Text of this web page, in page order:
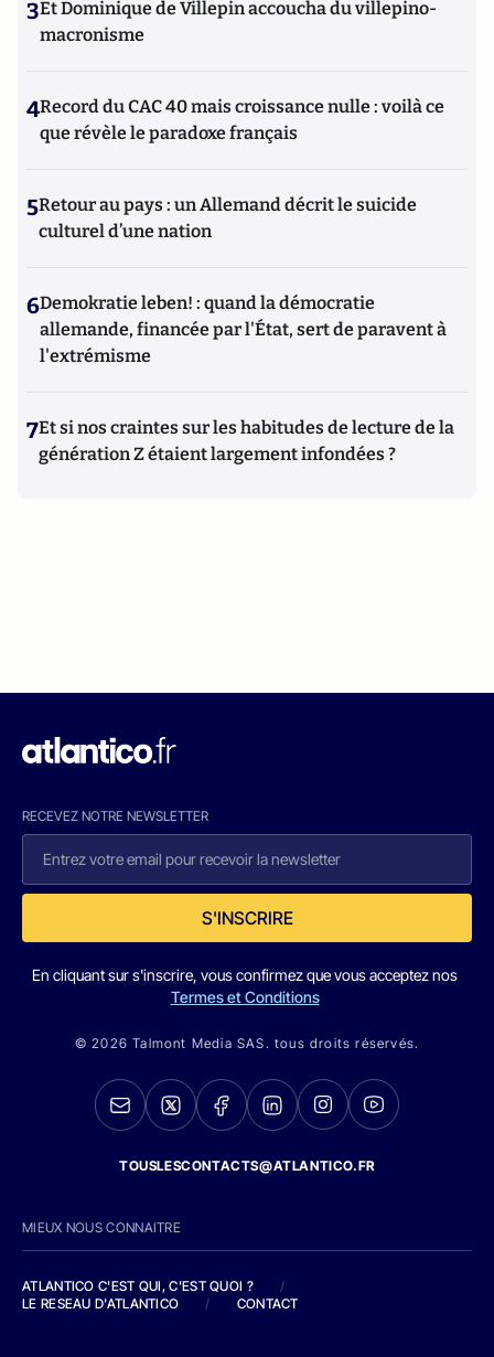
3Et Dominique de Villepin accoucha du villepino-
macronisme
4Record du CAC 40 mais croissance nulle : voilà ce
que révèle le paradoxe français
5Retour au pays : un Allemand décrit le suicide
culturel d’une nation
6Demokratie leben! : quand la démocratie
allemande, financée par l'État, sert de paravent à
l'extrémisme
7Et si nos craintes sur les habitudes de lecture de la
génération Z étaient largement infondées ?
RECEVEZ NOTRE NEWSLETTER
S'INSCRIRE
En cliquant sur s'inscrire, vous confirmez que vous acceptez nos
Termes et Conditions
© 2026 Talmont Media SAS. tous droits réservés.
TOUSLESCONTACTS@ATLANTICO.FR
MIEUX NOUS CONNAITRE
ATLANTICO C'EST QUI, C'EST QUOI ?
/
LE RESEAU D'ATLANTICO
/ CONTACT